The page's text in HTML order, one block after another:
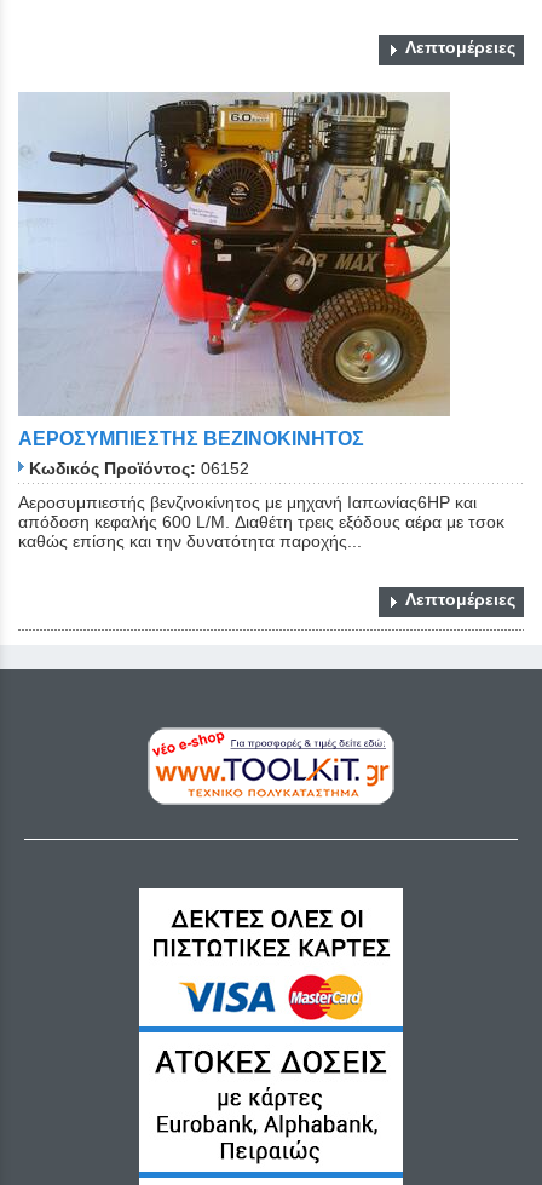
Λεπτομέρειες
ΑΕΡΟΣΥΜΠΙΕΣΤΗΣ ΒΕΖΙΝΟΚΙΝΗΤΟΣ
Κωδικός Προϊόντος: 06152
Αεροσυμπιεστής βενζινοκίνητος με μηχανή Ιαπωνίας6ΗΡ και
απόδοση κεφαλής 600 L/M. Διαθέτη τρεις εξόδους αέρα με τσοκ
καθώς επίσης και την δυνατότητα παροχής...
Λεπτομέρειες